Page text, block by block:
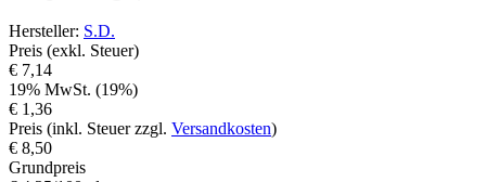
Hersteller: S.D.
Preis (exkl. Steuer)
€ 7,14
19% MwSt. (19%)
€ 1,36
Preis (inkl. Steuer zzgl. Versandkosten)
€ 8,50
Grundpreis